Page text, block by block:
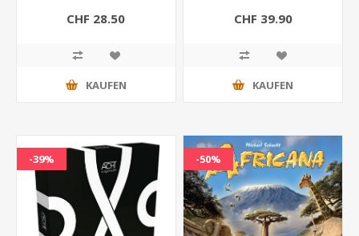
CHF 28.50
KAUFEN
CHF 39.90
KAUFEN
-39% -50%